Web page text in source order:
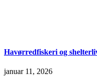
Havørredfiskeri og
januar 11, 2026